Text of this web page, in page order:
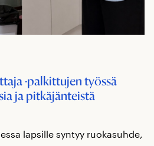
-palkittujen työssä
ja pitkäjänteistä
lapsille syntyy ruokasuhde,